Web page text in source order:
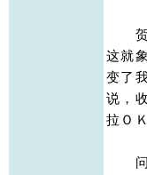
贺：
这就
变了
说，
拉Ｏ
问者